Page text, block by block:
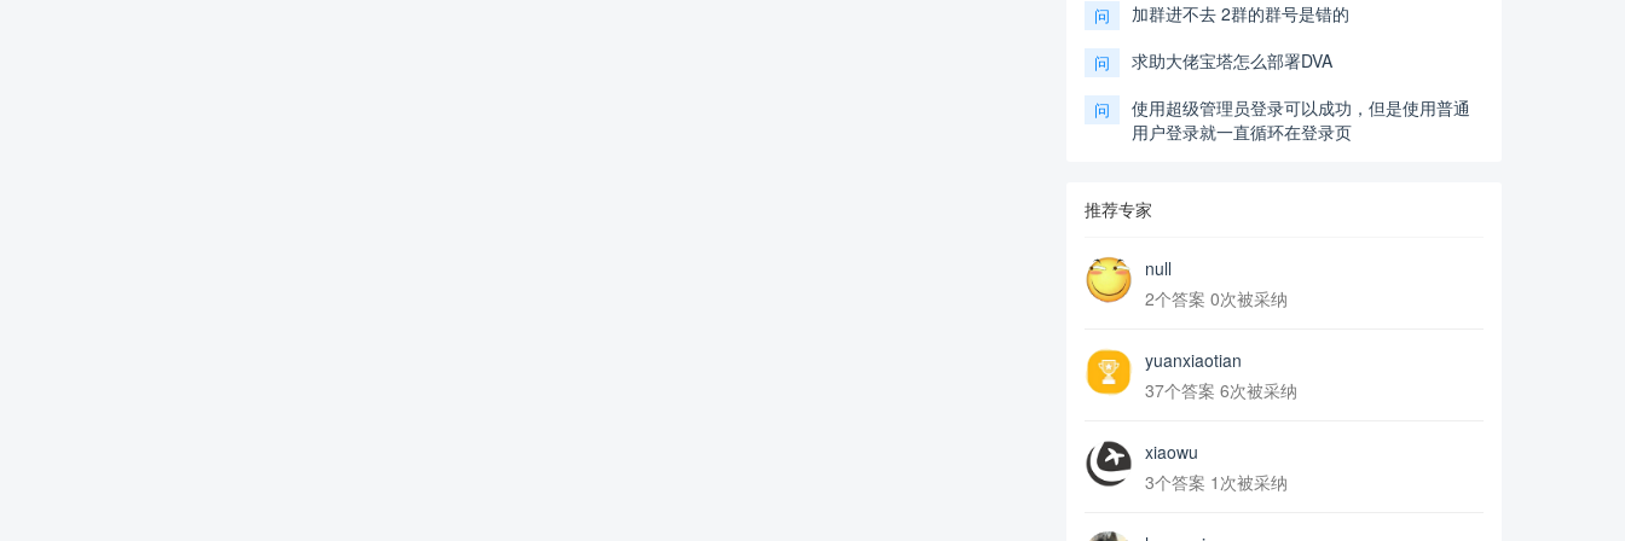
问 加群进不去 2群的群号是错的
问 求助大佬宝塔怎么部署DVA
问
使用超级管理员登录可以成功，但是使用普通
用户登录就一直循环在登录页
推荐专家
null
2个答案 0次被采纳
yuanxiaotian
37个答案 6次被采纳
xiaowu
3个答案 1次被采纳